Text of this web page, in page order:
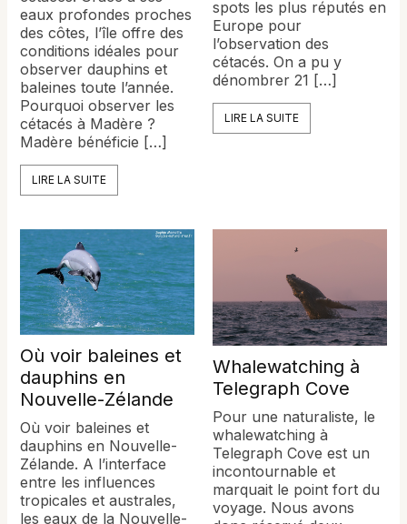
eaux profondes proches
des côtes, l’île offre des
conditions idéales pour
observer dauphins et
baleines toute l’année.
Pourquoi observer les
cétacés à Madère ?
Madère bénéficie […]
LIRE LA SUITE
spots les plus réputés en
Europe pour
l’observation des
cétacés. On a pu y
dénombrer 21 […]
LIRE LA SUITE
Où voir baleines et
dauphins en
Nouvelle-Zélande
Où voir baleines et
dauphins en Nouvelle-
Zélande. A l’interface
entre les influences
tropicales et australes,
les eaux de la Nouvelle-
Whalewatching à
Telegraph Cove
Pour une naturaliste, le
whalewatching à
Telegraph Cove est un
incontournable et
marquait le point fort du
voyage. Nous avons